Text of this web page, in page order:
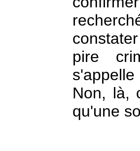
pire
Non, là,